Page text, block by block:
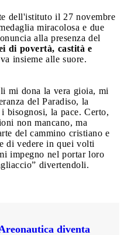
dell'istituto il 27 novembre
miracolosa e due
alla presenza del
di povertà, castità e
insieme alle suore.
mi dona la vera gioia, mi
del Paradiso, la
bisognosi, la pace. Certo,
non mancano, ma
del cammino cristiano e
di vedere in quei volti
impegno nel portar loro
divertendoli.
diventa